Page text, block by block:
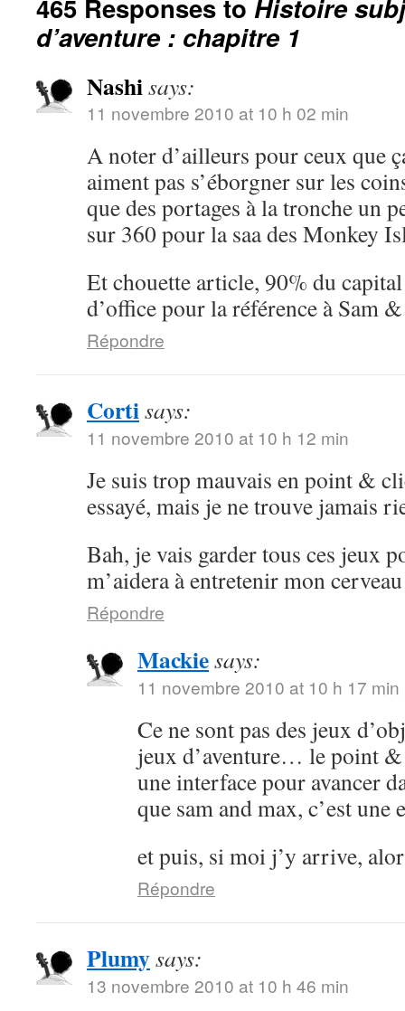
465 Responses to Histoire
d’aventure : chapitre 1
Nashisays:
11 novembre 2010 at 10 h 02 min
A noter d’ailleurs pour ceux que
aiment pas s’éborgner sur les
que des portages à la tronche un
sur 360 pour la saa des Monkey
Et chouette article, 90% du
d’office pour la référence à Sam
Répondre
Cortisays:
11 novembre 2010 at 10 h 12 min
Je suis trop mauvais en point &
essayé, mais je ne trouve jamais
Bah, je vais garder tous ces jeux
m’aidera à entretenir mon
Répondre
Mackiesays:
11 novembre 2010 at 10 h 17 min
Ce ne sont pas des jeux
jeux d’aventure… le point
une interface pour avancer
que sam and max, c’est
et puis, si moi j’y arrive,
Répondre
Plumysays:
13 novembre 2010 at 10 h 46 min